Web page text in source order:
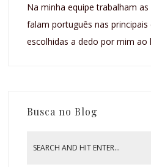
Na minha equipe trabalham
falam português nas principais
escolhidas a dedo por mim ao
Busca no Blog